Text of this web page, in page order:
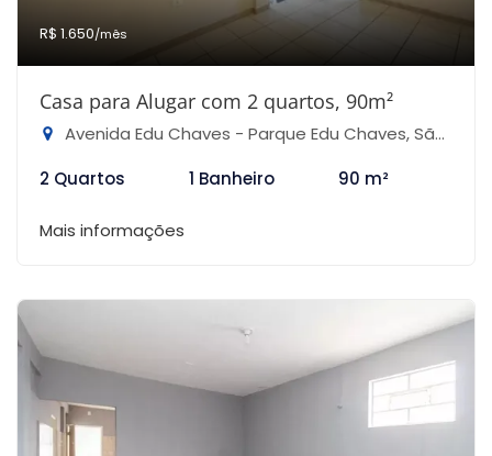
R$ 1.650/mês
Casa para Alugar com 2 quartos, 90m²
Avenida Edu Chaves - Parque Edu Chaves, São Paulo-SP
2 Quartos
1 Banheiro 90 m²
Mais informações